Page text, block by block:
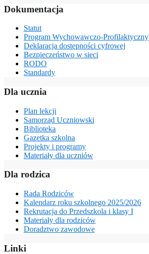
Dokumentacja
Statut
Program Wychowawczo-Profilaktyczny
Deklaracja dostępności cyfrowej
Bezpieczeństwo w sieci
RODO
Standardy
Dla ucznia
Plan lekcji
Samorząd Uczniowski
Biblioteka
Gazetka szkolna
Projekty i programy
Materiały dla uczniów
Dla rodzica
Rada Rodziców
Kalendarz roku szkolnego 2025/2026
Rekrutacja do Przedszkola i klasy I
Materiały dla rodziców
Doradztwo zawodowe
Linki